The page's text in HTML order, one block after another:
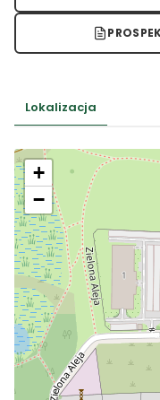
Lokalizacja
+
−